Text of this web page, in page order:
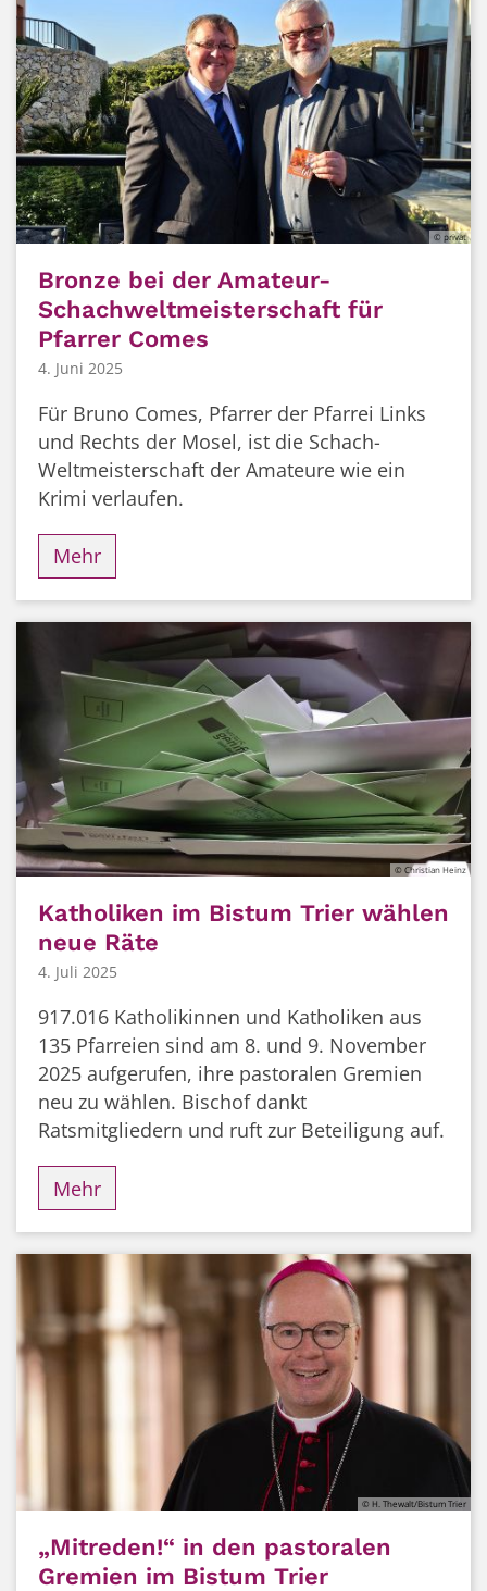
© privat
Bronze bei der Amateur-
Schachweltmeisterschaft für
Pfarrer Comes
4. Juni 2025
Für Bruno Comes, Pfarrer der Pfarrei Links
und Rechts der Mosel, ist die Schach-
Weltmeisterschaft der Amateure wie ein
Krimi verlaufen.
Mehr
© Christian Heinz
Katholiken im Bistum Trier wählen
neue Räte
4. Juli 2025
917.016 Katholikinnen und Katholiken aus
135 Pfarreien sind am 8. und 9. November
2025 aufgerufen, ihre pastoralen Gremien
neu zu wählen. Bischof dankt
Ratsmitgliedern und ruft zur Beteiligung auf.
Mehr
© H. Thewalt/Bistum Trier
„Mitreden!“ in den pastoralen
Gremien im Bistum Trier